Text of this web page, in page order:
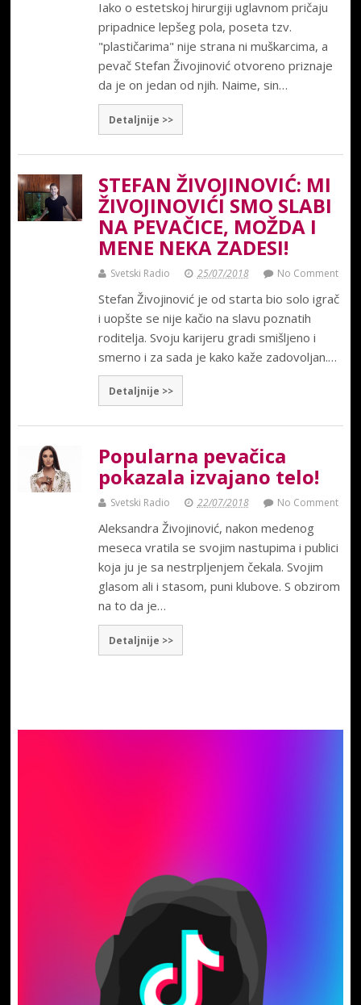
Iako o estetskoj hirurgiji uglavnom pričaju
pripadnice lepšeg pola, poseta tzv.
"plastičarima" nije strana ni muškarcima, a
pevač Stefan Živojinović otvoreno priznaje
da je on jedan od njih. Naime, sin…
Detaljnije >>
STEFAN ŽIVOJINOVIĆ: MI
ŽIVOJINOVIĆI SMO SLABI
NA PEVAČICE, MOŽDA I
MENE NEKA ZADESI!
Svetski Radio 25/07/2018 No Comment
Stefan Živojinović je od starta bio solo igrač
i uopšte se nije kačio na slavu poznatih
roditelja. Svoju karijeru gradi smišljeno i
smerno i za sada je kako kaže zadovoljan.…
Detaljnije >>
Popularna pevačica
pokazala izvajano telo!
Svetski Radio 22/07/2018 No Comment
Aleksandra Živojinović, nakon medenog
meseca vratila se svojim nastupima i publici
koja ju je sa nestrpljenjem čekala. Svojim
glasom ali i stasom, puni klubove. S obzirom
na to da je…
Detaljnije >>